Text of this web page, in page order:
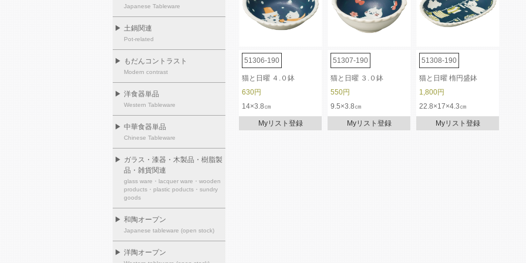
Japanese Tableware
▶ 土鍋関連
Pot-related
▶ もだんコントラスト
Modern contrast
▶ 洋食器単品
Western Tableware
▶ 中華食器単品
Chinese Tableware
▶ ガラス・漆器・木製品・樹脂製
品・雑貨関連
glass ware・lacquer ware・wooden
products・plastic poducts・sundry
goods
▶ 和陶オープン
Japanese tableware (open stock)
▶ 洋陶オープン
51306-190 51307-190 51308-190
猫と日曜 ４.０鉢 猫と日曜 ３.０鉢
猫と日曜 楕円盛鉢
630円
550円
1,800円
14×3.8㎝
9.5×3.8㎝ 22.8×17×4.3㎝
Myリスト登録 Myリスト登録 Myリスト登録